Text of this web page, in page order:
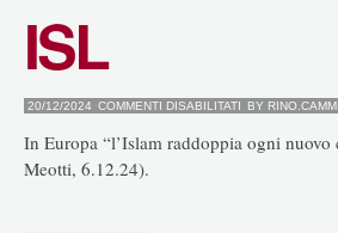
ISL
20/12/2024 COMMENTI DISABILITATI SU
BY
In Europa “l’Islam raddoppia ogni nuovo
Meotti, 6.12.24).